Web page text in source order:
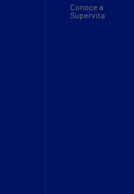
Conoce a
Supervita